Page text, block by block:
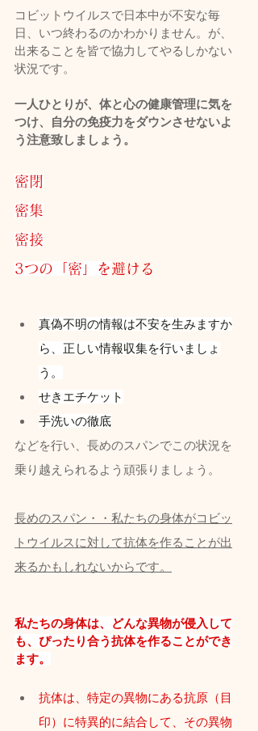
コビットウイルスで日本中が不安な毎
日、いつ終わるのかわかりません。が、
出来ることを皆で協力してやるしかない
状況です。
一人ひとりが、体と心の健康管理に気を
つけ、自分の免疫力をダウンさせないよ
う注意致しましょう。
密閉
密集
密接
3つの「密」を避ける
真偽不明の情報は不安を生みますか
ら、正しい情報収集を行いましょ
う。
せきエチケット
手洗いの徹底
などを行い、長めのスパンでこの状況を
乗り越えられるよう頑張りましょう。
長めのスパン・・私たちの身体がコビッ
トウイルスに対して抗体を作ることが出
来るかもしれないからです。
私たちの身体は、どんな異物が侵入して
も、ぴったり合う抗体を作ることができ
ます。
抗体は、特定の異物にある抗原（目
印）に特異的に結合して、その異物